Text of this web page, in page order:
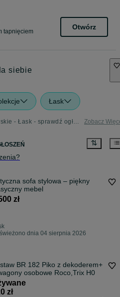
tapnięciem
Otwórz
siebie
Łask
Antyki i przedmioty kolekcjonerskie - Łask - sprawdź ogłoszenia w Twojej okolicy Zobacz
sofa stylowa – piękny
mebel
zł
dnia 04 sierpnia 2026
BR 182 Piko z dekoderem+
osobowe Roco,Trix H0
zł